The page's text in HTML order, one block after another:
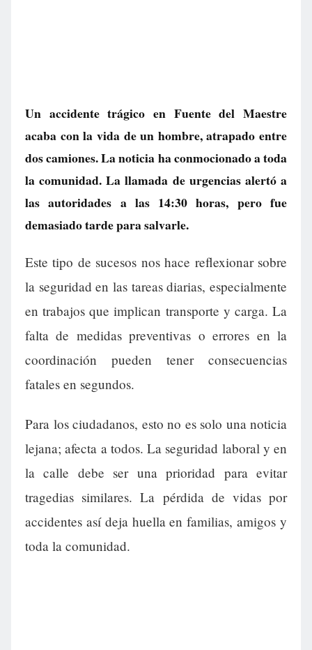
Un accidente trágico en Fuente del Maestre
acaba con la vida de un hombre, atrapado entre
dos camiones. La noticia ha conmocionado a toda
la comunidad. La llamada de urgencias alertó a
las autoridades a las 14:30 horas, pero fue
demasiado tarde para salvarle.
Este tipo de sucesos nos hace reflexionar sobre
la seguridad en las tareas diarias, especialmente
en trabajos que implican transporte y carga. La
falta de medidas preventivas o errores en la
coordinación pueden tener consecuencias
fatales en segundos.
Para los ciudadanos, esto no es solo una noticia
lejana; afecta a todos. La seguridad laboral y en
la calle debe ser una prioridad para evitar
tragedias similares. La pérdida de vidas por
accidentes así deja huella en familias, amigos y
toda la comunidad.